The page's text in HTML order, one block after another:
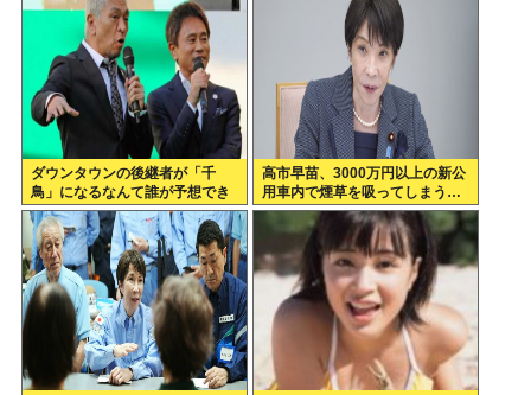
ダウンタウンの後継者が「千
鳥」になるなんて誰が予想でき
たんや
高市早苗、3000万円以上の新公
用車内で煙草を吸ってしまう…